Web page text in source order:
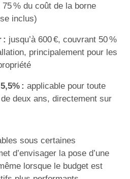
75 % du coût de la borne
inclus)
: jusqu’à 600 €, couvrant 50 %
principalement pour les
: applicable pour toute
deux ans, directement sur
sous certaines
d’envisager la pose d’une
lorsque le budget est